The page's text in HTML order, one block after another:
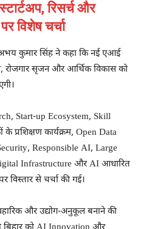
स्टार्टअप, रिसर्च और
विशेष चर्चा
कुमार सिंहने कहा कि नई एआई
रोजगार सृजन और आर्थिक विकास को
Start-up Ecosystem, Skill
प्रशिक्षण कार्यक्रम, Open Data
Responsible AI, Large
Infrastructure और AI आधारित
विस्तार से चर्चा की गई।
और उद्योग-अनुकूल बनाने की